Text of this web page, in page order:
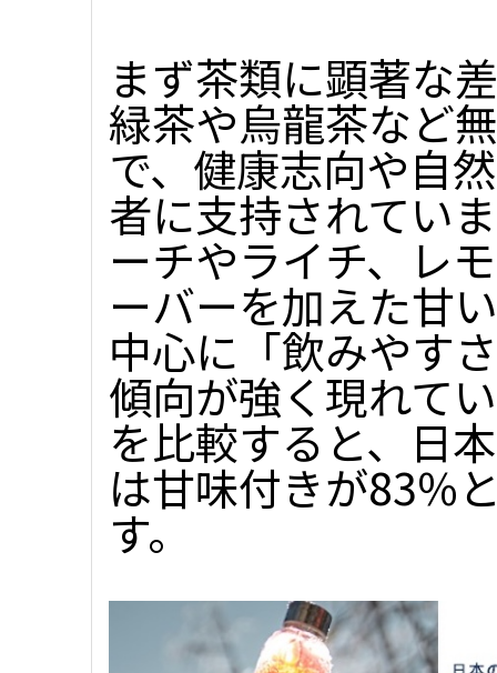
まず茶類に顕著な
緑茶や烏龍茶など
で、健康志向や自
者に支持されてい
ーチやライチ、レ
ーバーを加えた甘
中心に「飲みやす
傾向が強く現れて
を比較すると、日
は甘味付きが83%
す。